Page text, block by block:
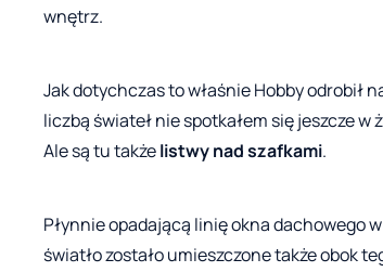
wnętrz.
Jak dotychczas to właśnie Hobby odrobił
liczbą świateł nie spotkałem się jeszcze
Ale są tu takżelistwy nad szafkami.
Płynnie opadającą linię okna dachowego
światło zostało umieszczone także obok